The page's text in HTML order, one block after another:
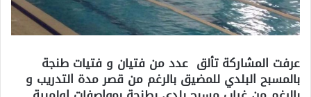
عرفت المشاركة تألق عدد من فتيان و فتيات طنجة
بالمسبح البلدي للمضيق بالرغم من قصر مدة التدريب و